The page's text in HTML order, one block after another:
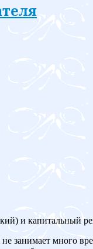
и капитальный
занимает много